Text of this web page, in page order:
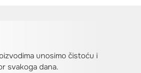
unosimo čistoću i
svakoga dana.